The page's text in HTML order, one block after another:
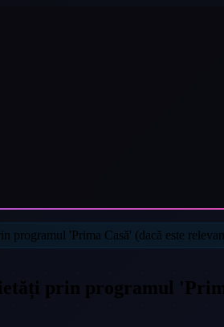
programul 'Prima Casă' (dacă este
prin programul